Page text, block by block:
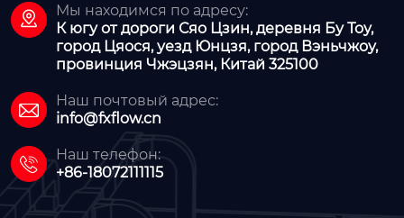

Мы находимся по адресу:
К югу от дороги Сяо Цзин, деревня Бу Тоу,
город Цяося, уезд Юнцзя, город Вэньчжоу,
провинция Чжэцзян, Китай 325100

Наш почтовый адрес:
info@fxflow.cn

Наш телефон:
+86-18072111115